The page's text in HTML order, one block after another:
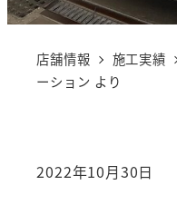
店舗情報 施工実績
ーション より
2022年10月30日